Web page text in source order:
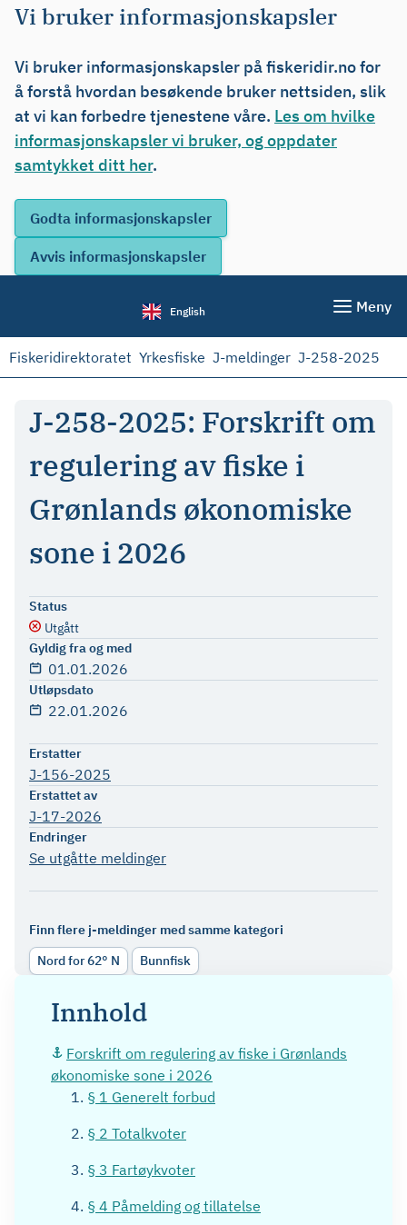
Vi bruker informasjonskapsler
Vi bruker informasjonskapsler på fiskeridir.no for
å forstå hvordan besøkende bruker nettsiden, slik
at vi kan forbedre tjenestene våre. Les om hvilke
informasjonskapsler vi bruker, og oppdater
samtykket ditt her.
English Meny
Fiskeridirektoratet Yrkesfiske J-meldinger J-258-2025
J-258-2025: Forskrift om
regulering av fiske i
Grønlands økonomiske
sone i 2026
Status
Utgått
Gyldig fra og med
01.01.2026
Utløpsdato
22.01.2026
Erstatter
J-156-2025
Erstattet av
J-17-2026
Endringer
Se utgåtte meldinger
Finn flere j-meldinger med samme kategori
Nord for 62° N
Bunnfisk
Innhold
Forskrift om regulering av fiske i Grønlands
økonomiske sone i 2026
§ 1 Generelt forbud
§ 2 Totalkvoter
§ 3 Fartøykvoter
§ 4 Påmelding og tillatelse